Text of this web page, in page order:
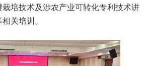
培技术及涉农产业可转化专利技术讲
关培训。